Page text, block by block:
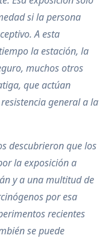
si la persona
A esta
la estación, la
muchos otros
que actúan
general a la
descubrieron que los
la exposición a
y a una multitud de
por esa
recientes
se puede